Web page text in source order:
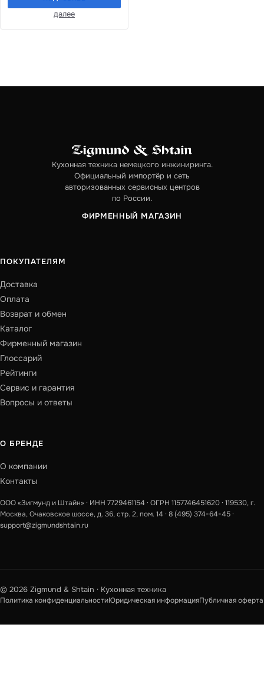
далее
Кухонная техника немецкого инжиниринга.
Официальный импортёр и сеть
авторизованных сервисных центров
по России.
ФИРМЕННЫЙ МАГАЗИН
ПОКУПАТЕЛЯМ
Доставка
Оплата
Возврат и обмен
Каталог
Фирменный магазин
Глоссарий
Рейтинги
Сервис и гарантия
Вопросы и ответы
О БРЕНДЕ
О компании
Контакты
ООО «Зигмунд и Штайн» · ИНН 7729461154 · ОГРН 1157746451620 · 119530, г.
Москва, Очаковское шоссе, д. 36, стр. 2, пом. 14 · 8 (495) 374-64-45 ·
support@zigmundshtain.ru
© 2026 Zigmund & Shtain · Кухонная техника
Политика конфиденциальностиЮридическая информацияПубличная оферта